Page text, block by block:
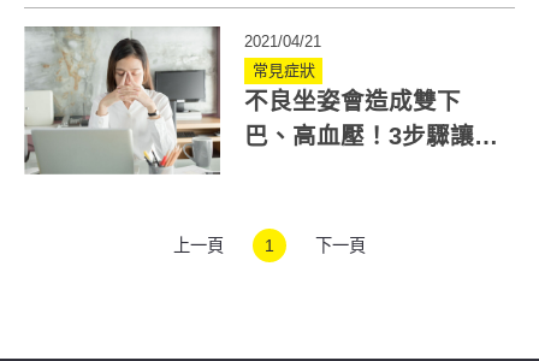
2021/04/21
常見症狀
不良坐姿會造成雙下
巴、高血壓！3步驟讓你
上一頁 1 下一頁